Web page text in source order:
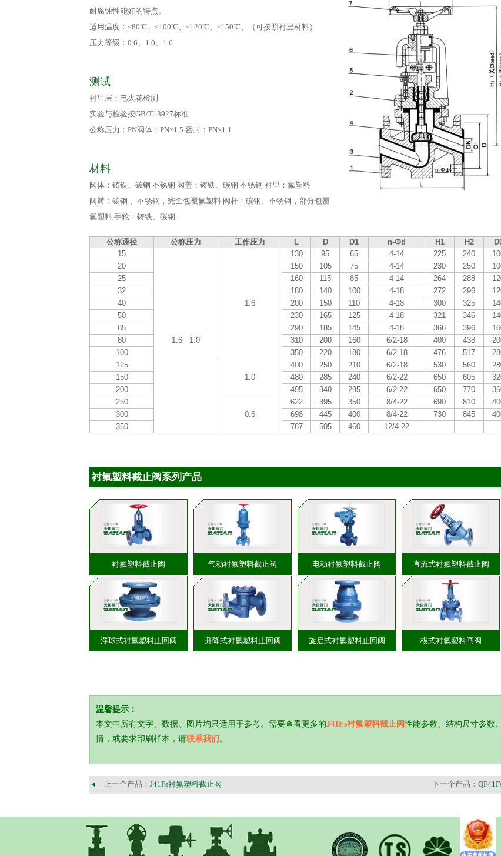
耐腐蚀性能好的特点。
适用温度：≤80℃、≤100℃、≤120℃、≤150℃、（可按照衬里材料）
压力等级：0.6、1.0、1.6
测试
衬里层：电火花检测
实验与检验按GB/T13927标准
公称压力：PN阀体：PN×1.5 密封：PN×1.1
材料
阀体：铸铁、碳钢 不锈钢 阀盖：铸铁、碳钢 不锈钢 衬里：氟塑料
阀瓣：碳钢 、不锈钢，完全包覆氟塑料 阀杆：碳钢、不锈钢，部分包覆
氟塑料 手轮：铸铁、碳钢
公称通径 公称压力 工作压力 L D D1 n-Фd H1 H2
15
1.6 1.0
1.6
130 95 65 4-14 225 240
20
150 105 75 4-14 230 250
25
160 115 85 4-14 264 288
32
180 140 100 4-18 272 296
40
200 150 110 4-18 300 325
50
230 165 125 4-18 321 346
65
290 185 145 4-18 366 396
80
310 200 160 6/2-18 400 438
100
350 220 180 6/2-18 476 517
125
1.0
400 250 210 6/2-18 530 560
150
480 285 240 6/2-22 650 605
200
495 340 295 6/2-22 650 770
250
0.6
622 395 350 8/4-22 690 810
300
698 445 400 8/4-22 730 845
350
787 505 460 12/4-22
衬氟塑料截止阀系列产品
衬氟塑料截止阀 气动衬氟塑料截止阀 电动衬氟塑料截止阀 直流式衬氟塑料截止阀
浮球式衬氟塑料止回阀 升降式衬氟塑料止回阀 旋启式衬氟塑料止回阀 楔式衬氟塑料闸阀
温馨提示：
本文中所有文字、数据、图片均只适用于参考。需要查看更多的J41Fs衬氟塑料截止阀性能参数、结构尺寸参数
情，或要求印刷样本，请联系我们 。
上一个产品： J41Fs衬氟塑料截止阀 下一个产品：